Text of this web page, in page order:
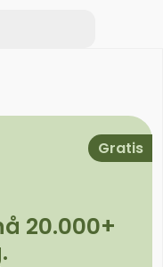
Gratis
20.000+